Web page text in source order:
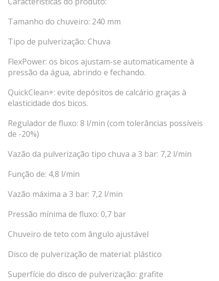
Tamanho do chuveiro: 240 mm
Tipo de pulverização: Chuva
FlexPower: os bicos ajustam-se automaticamente à
pressão da água, abrindo e fechando.
QuickClean+: evite depósitos de calcário graças à
elasticidade dos bicos.
Regulador de fluxo: 8 l/min (com tolerâncias possíveis
de -20%)
Vazão da pulverização tipo chuva a 3 bar: 7,2 l/min
Função de: 4,8 l/min
Vazão máxima a 3 bar: 7,2 l/min
Pressão mínima de fluxo: 0,7 bar
Chuveiro de teto com ângulo ajustável
Disco de pulverização de material: plástico
Superfície do disco de pulverização: grafite